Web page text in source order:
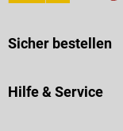
Sicher bestellen
Hilfe & Service